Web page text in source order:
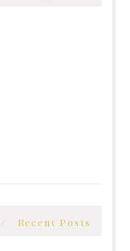
Recent Posts